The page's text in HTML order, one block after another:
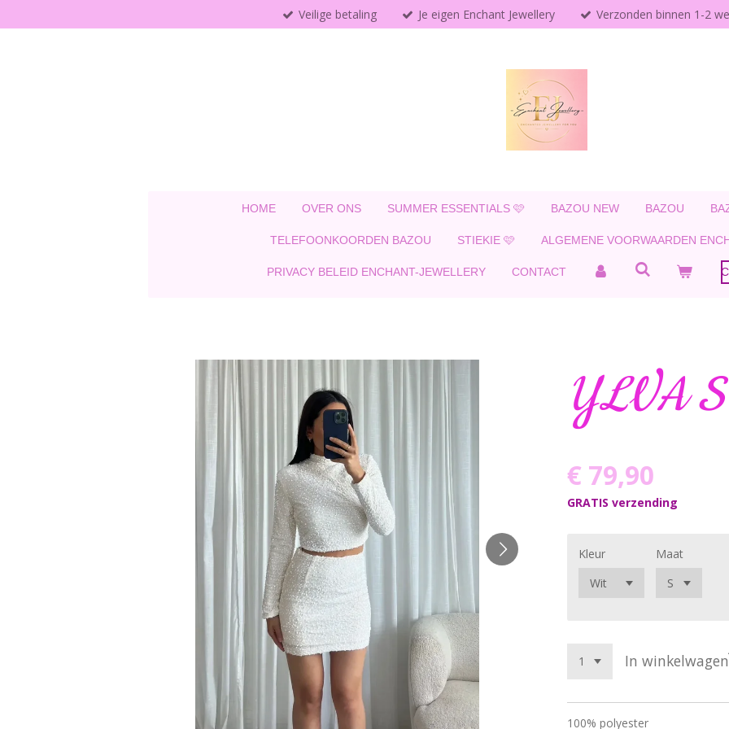
direct
Veilige betaling Je eigen Enchant Jewellery Verzonden binnen 1-2
HOME OVER ONS SUMMER ESSENTIALS 🩷 BAZOU NEW BAZOU
TELEFOONKOORDEN BAZOU STIEKIE 🩷 ALGEMENE VOORWAARDEN
PRIVACY BELEID ENCHANT-JEWELLERY CONTACT
YLVA
€ 79,90
GRATIS verzending
Kleur Maat
In winkelwagen
100% polyester